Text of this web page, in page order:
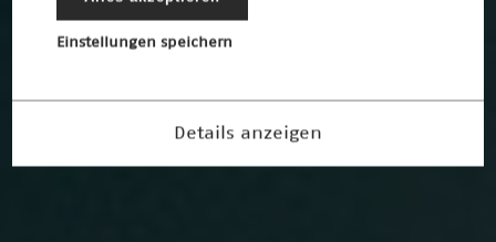
Einstellungen speichern
Details anzeigen